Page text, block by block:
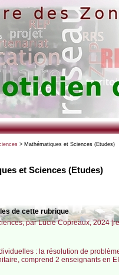
> Mathématiques et Sciences (Etudes)
et Sciences (Etudes)
de cette rubrique
par Lucie Copreaux, 2024
: la résolution de
comprend 2 enseignants en